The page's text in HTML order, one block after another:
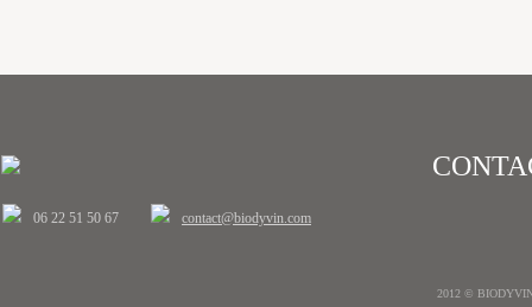
06 22 51 50 67 contact@biodyvin.com
2012 ©